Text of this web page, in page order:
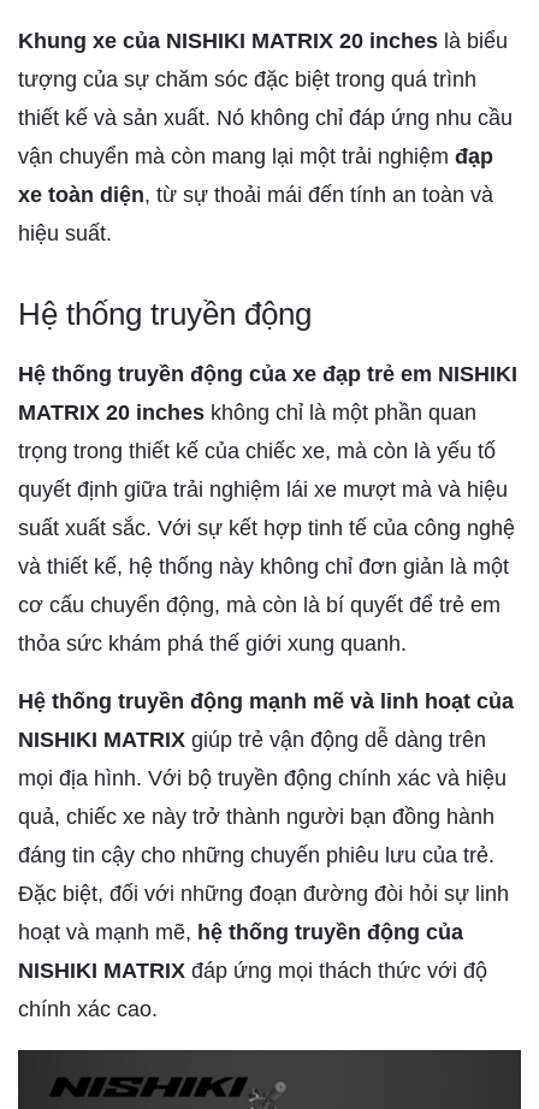
Khung xe của NISHIKI MATRIX 20 inches là biểu
tượng của sự chăm sóc đặc biệt trong quá trình
thiết kế và sản xuất. Nó không chỉ đáp ứng nhu cầu
vận chuyển mà còn mang lại một trải nghiệm đạp
xe toàn diện, từ sự thoải mái đến tính an toàn và
hiệu suất.
Hệ thống truyền động
Hệ thống truyền động của xe đạp trẻ em NISHIKI
MATRIX 20 inches không chỉ là một phần quan
trọng trong thiết kế của chiếc xe, mà còn là yếu tố
quyết định giữa trải nghiệm lái xe mượt mà và hiệu
suất xuất sắc. Với sự kết hợp tinh tế của công nghệ
và thiết kế, hệ thống này không chỉ đơn giản là một
cơ cấu chuyển động, mà còn là bí quyết để trẻ em
thỏa sức khám phá thế giới xung quanh.
Hệ thống truyền động mạnh mẽ và linh hoạt của
NISHIKI MATRIX giúp trẻ vận động dễ dàng trên
mọi địa hình. Với bộ truyền động chính xác và hiệu
quả, chiếc xe này trở thành người bạn đồng hành
đáng tin cậy cho những chuyến phiêu lưu của trẻ.
Đặc biệt, đối với những đoạn đường đòi hỏi sự linh
hoạt và mạnh mẽ, hệ thống truyền động của
NISHIKI MATRIX đáp ứng mọi thách thức với độ
chính xác cao.